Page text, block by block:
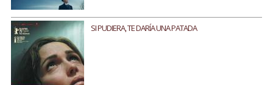
SI PUDIERA, TE DARÍA UNA PATADA